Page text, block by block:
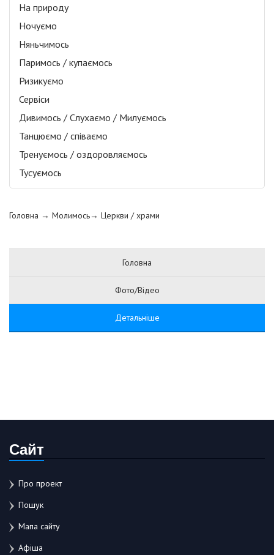
На природу
Ночуємо
Няньчимось
Паримось / купаємось
Ризикуємо
Сервіси
Дивимось / Слухаємо / Милуємось
Танцюємо / співаємо
Тренуємось / оздоровляємось
Тусуємось
Головна → Молимось→ Церкви / храми
Головна
Фото/Відео
Детальніше
Сайт
Про проект
Пошук
Мапа сайту
Афіша